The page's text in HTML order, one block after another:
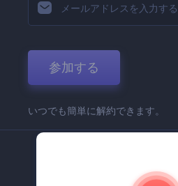
参加する
いつでも簡単に解約できます。
Renderforest 企業